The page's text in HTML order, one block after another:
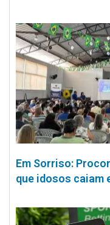
Em Sorriso:
que idosos caiam